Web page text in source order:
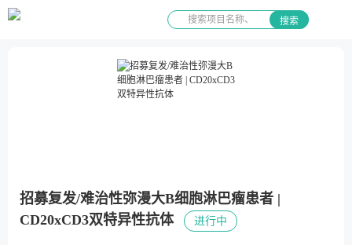
搜索
招募复发/难治性弥漫大B细胞淋巴瘤患者 |
CD20xCD3双特异性抗体
进行中